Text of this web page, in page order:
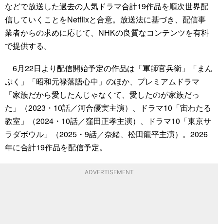
などで放送した過去の人気ドラマ合計19作品を順次世界配
信していくことをNetflixと合意。放送法に基づき、配信事
業者からの求めに応じて、NHKの良質なコンテンツを有料
で提供する。
6月22日より配信開始予定の作品は「軍師官兵衛」「まん
ぷく」「昭和元禄落語心中」のほか、プレミアムドラマ
「家族だから愛したんじゃなくて、愛したのが家族だっ
た」（2023・10話／河合優実主演）、ドラマ10「宙わたる
教室」（2024・10話／窪田正孝主演）、ドラマ10「東京サ
ラダボウル」（2025・9話／奈緒、松田龍平主演）。2026
年に合計19作品を配信予定。
ADVERTISEMENT